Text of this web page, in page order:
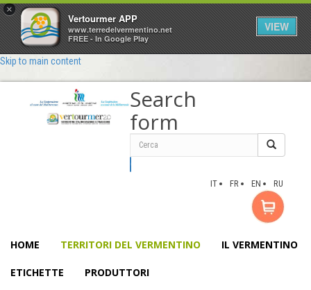
×
Vertourmer APP
www.terredelvermentino.net
FREE - In Google Play
VIEW
Skip to main content
Search
form
Cerca
IT FR EN RU
HOME TERRITORI DEL VERMENTINO IL VERMENTINO
ETICHETTE PRODUTTORI